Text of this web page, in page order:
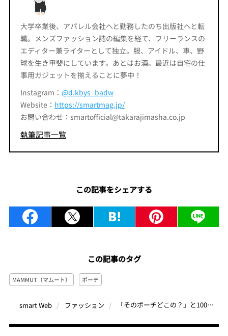
大学卒業後、アパレル会社へと勤務したのち出版社へと転
職。メンズファッション誌の編集を経て、フリーランスの
エディター兼ライターとして独立。服、アイドル、車、野
球を生き甲斐にしています。あとはお酒。最近は自宅の仕
事用ガジェットを揃えることに夢中！
Instagram： @d.kbys_badw
Website： https://smartmag.jp/
お問い合わせ：smartofficial@takarajimasha.co.jp
執筆記事一覧
この記事をシェアする
この記事のタグ
MAMMUT（マムート） ポーチ
smart Web ファッション 「そのポーチどこの？」と100%聞かれるおしゃれポーチ6選！おしゃれな人はバッグの中もおしゃれです